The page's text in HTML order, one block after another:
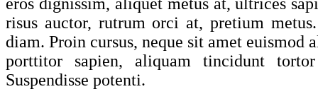
risus auctor, rutrum orci at, pretium
diam. Proin cursus, neque sit amet euismod
porttitor sapien, aliquam tincidunt
Suspendisse potenti.